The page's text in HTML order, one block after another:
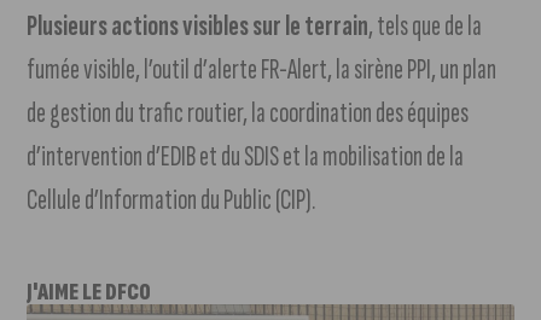
Plusieurs actions visibles sur le terrain, tels que de la
fumée visible, l’outil d’alerte FR-Alert, la sirène PPI, un plan
de gestion du trafic routier, la coordination des équipes
d’intervention d’EDIB et du SDIS et la mobilisation de la
Cellule d’Information du Public (CIP).
J'AIME LE DFCO